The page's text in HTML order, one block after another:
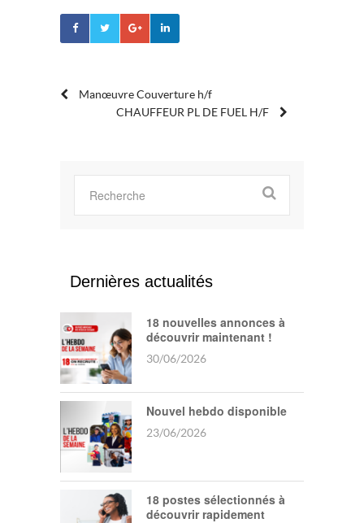
POST
Manœuvre Couverture h/f
CHAUFFEUR PL DE FUEL H/F
Dernières actualités
18 nouvelles annonces à
découvrir maintenant !
30/06/2026
Nouvel hebdo disponible
23/06/2026
18 postes sélectionnés à
découvrir rapidement